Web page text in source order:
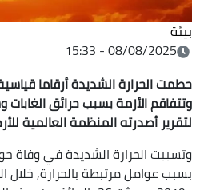
بيئة
08/08/2025 - 15:33
حطمت الحرارة الشديدة أرقاما
وتتفاقم الأزمة بسبب حرائق الغابات
لتقرير أصدرته المنظمة العالمية